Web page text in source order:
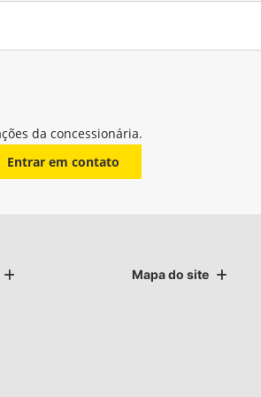
da concessionária.
Entrar em contato
Mapa do site